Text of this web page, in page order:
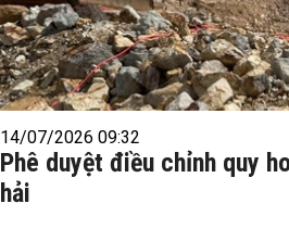
14/07/2026 09:32
Phê duyệt điều chỉnh quy
hải